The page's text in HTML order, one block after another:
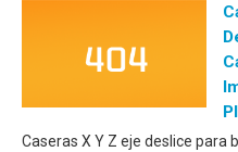
Caseras X Y Z eje deslice para